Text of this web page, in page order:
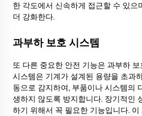
한 각도에서 신속하게 접근할 수 있으
더 강화한다.
과부하 보호 시스템
또 다른 중요한 안전 기능은 과부하
시스템은 기계가 설계된 용량을 초과
동으로 감지하여, 부품이나 시스템의
생하지 않도록 방지합니다. 장기적인
하기 위해서 꼭 필요한 기능입니다.